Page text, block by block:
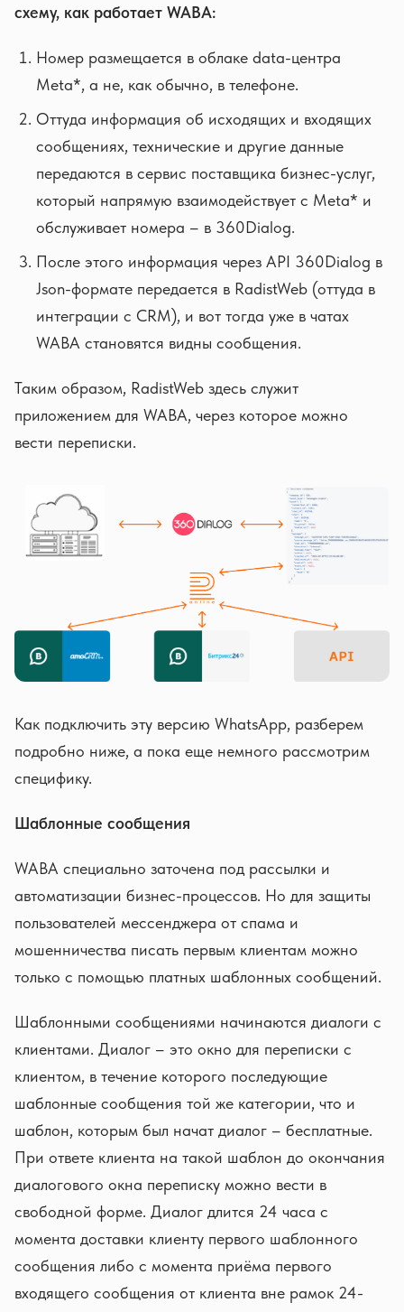
схему, как работает WABA:
Номер размещается в облаке data-центра
Meta*, а не, как обычно, в телефоне.
Оттуда информация об исходящих и входящих
сообщениях, технические и другие данные
передаются в сервис поставщика бизнес-услуг,
который напрямую взаимодействует с Meta* и
обслуживает номера – в 360Dialog.
После этого информация через API 360Dialog в
Json-формате передается в RadistWeb (оттуда в
интеграции с CRM), и вот тогда уже в чатах
WABA становятся видны сообщения.
Таким образом, RadistWeb здесь служит
приложением для WABA, через которое можно
вести переписки.
Как подключить эту версию WhatsApp, разберем
подробно ниже, а пока еще немного рассмотрим
специфику.
Шаблонные сообщения
WABA специально заточена под рассылки и
автоматизации бизнес-процессов. Но для защиты
пользователей мессенджера от спама и
мошенничества писать первым клиентам можно
только с помощью платных шаблонных сообщений.
Шаблонными сообщениями начинаются диалоги с
клиентами. Диалог – это окно для переписки с
клиентом, в течение которого последующие
шаблонные сообщения той же категории, что и
шаблон, которым был начат диалог – бесплатные.
При ответе клиента на такой шаблон до окончания
диалогового окна переписку можно вести в
свободной форме. Диалог длится 24 часа с
момента доставки клиенту первого шаблонного
сообщения либо с момента приёма первого
входящего сообщения от клиента вне рамок 24-